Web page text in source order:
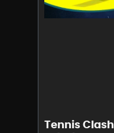
Tennis